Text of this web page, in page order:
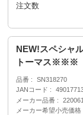
注文数
NEW!スペシャ
トーマス※※※
品番
SN318270
JANコード
メーカー品番
メーカー希望小売価格